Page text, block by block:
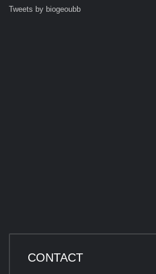
Tweets by biogeoubb
CONTACT